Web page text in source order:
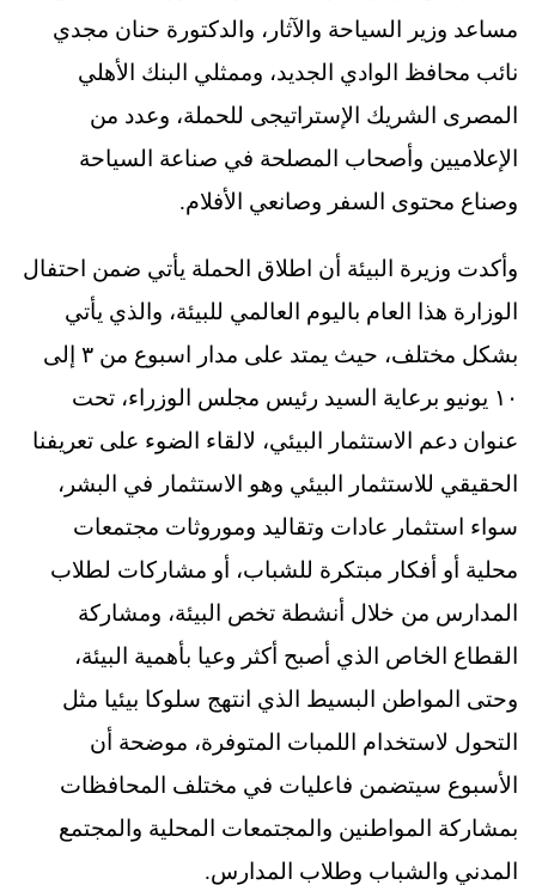
مساعد وزير السياحة والآثار، والدكتورة حنان مجدي
نائب محافظ الوادي الجديد، وممثلي البنك الأهلي
المصرى الشريك الإستراتيجى للحملة، وعدد من
الإعلاميين وأصحاب المصلحة في صناعة السياحة
وصناع محتوى السفر وصانعي الأفلام.
وأكدت وزيرة البيئة أن اطلاق الحملة يأتي ضمن احتفال
الوزارة هذا العام باليوم العالمي للبيئة، والذي يأتي
بشكل مختلف، حيث يمتد على مدار اسبوع من ٣ إلى
١٠ يونيو برعاية السيد رئيس مجلس الوزراء، تحت
عنوان دعم الاستثمار البيئي، لالقاء الضوء على تعريفنا
الحقيقي للاستثمار البيئي وهو الاستثمار في البشر،
سواء استثمار عادات وتقاليد وموروثات مجتمعات
محلية أو أفكار مبتكرة للشباب، أو مشاركات لطلاب
المدارس من خلال أنشطة تخص البيئة، ومشاركة
القطاع الخاص الذي أصبح أكثر وعيا بأهمية البيئة،
وحتى المواطن البسيط الذي انتهج سلوكا بيئيا مثل
التحول لاستخدام اللمبات المتوفرة، موضحة أن
الأسبوع سيتضمن فاعليات في مختلف المحافظات
بمشاركة المواطنين والمجتمعات المحلية والمجتمع
المدني والشباب وطلاب المدارس.